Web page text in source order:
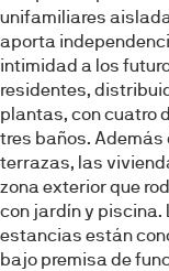
unifamiliares
aporta
intimidad a los
residentes,
plantas, con cuatro
tres baños. Además
terrazas, las
zona exterior que
con jardín y piscina.
estancias están
bajo premisa de